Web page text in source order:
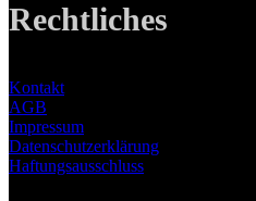
Rechtliches
Kontakt
AGB
Impressum
Datenschutzerklärung
Haftungsausschluss